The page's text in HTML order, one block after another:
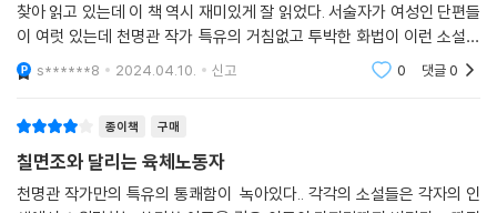
찾아 읽고 있는데 이 책 역시 재미있게 잘 읽었다. 서술자가 여성인 단편들
이 여럿 있는데 천명관 작가 특유의 거침없고 투박한 화법이 이런 소설들
에서는 상당히 정제되고 세련되게 표현돼서 대체 작가의 능력이 어디까지
인가 감탄하였
s******8 2024.04.10. 신고 0 댓글0
종이책 구매
칠면조와 달리는 육체노동자
천명관 작가만의 특유의 통쾌함이 녹아있다.. 각각의 소설들은 각자의 인